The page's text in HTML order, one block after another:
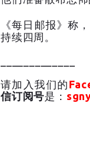
《每日邮报》称
持续四周。
请加入我们的
信订阅号是：